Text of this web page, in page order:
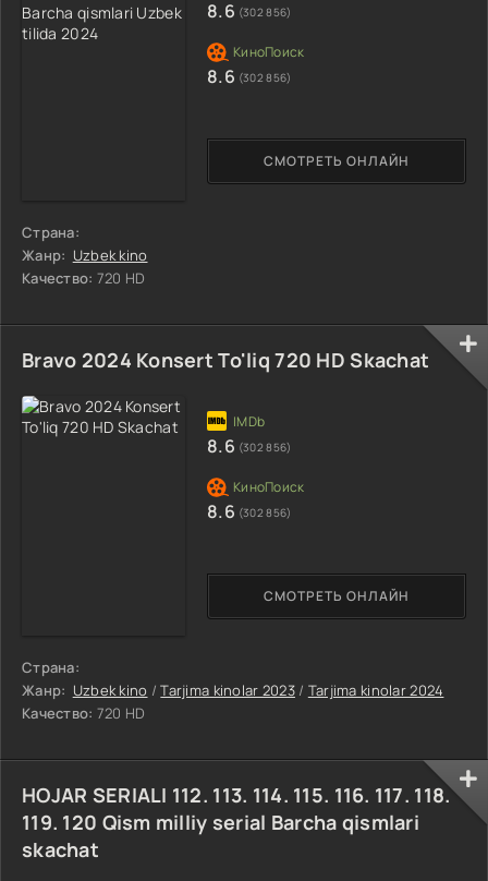
Страна:
Жанр: Uzbek kino
Качество: 720 HD
СМОТРЕТЬ ОНЛАЙН
8.6 (302 856)
8.6 (302 856)
Bravo 2024 Konsert To'liq 720 HD Skachat
Страна:
Жанр: Uzbek kino /Tarjima kinolar 2023/ Tarjima kinolar 2024
Качество: 720 HD
СМОТРЕТЬ ОНЛАЙН
8.6 (302 856)
8.6 (302 856)
HOJAR SERIALI 112. 113. 114. 115. 116. 117. 118.
119. 120 Qism milliy serial Barcha qismlari
skachat